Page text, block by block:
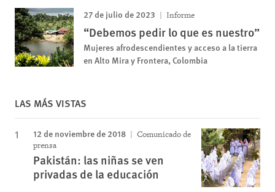
27 de julio de 2023 Informe
“Debemos pedir lo que es nuestro”
Mujeres afrodescendientes y acceso a la tierra
en Alto Mira y Frontera, Colombia
LAS MÁS VISTAS
12 de noviembre de 2018
Comunicado de
prensa
Pakistán: las niñas se ven
privadas de la educación